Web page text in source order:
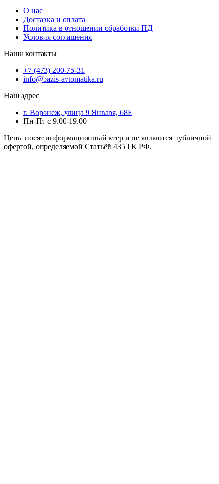
О нас
Доставка и оплата
Политика в отношении обработки ПД
Условия соглашения
Наши контакты
+7 (473) 200-75-31
info@bazis-avtomatika.ru
Наш адрес
г. Воронеж, улица 9 Января, 68Б
Пн-Пт с 9.00-19.00
Цены носят информационный ктер и не являются публичной
офертой, определяемой Статьёй 435 ГК РФ.